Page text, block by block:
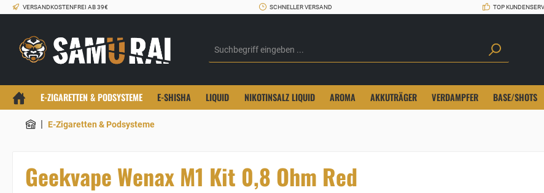
VERSANDKOSTENFREI AB 39€ SCHNELLER VERSAND TOP
E-ZIGARETTEN & PODSYSTEME E-SHISHA LIQUID NIKOTINSALZ LIQUID AROMA AKKUTRÄGER VERDAMPFER BASE/SHOTS
| E-Zigaretten & Podsysteme
Geekvape Wenax M1 Kit 0,8 Ohm Red